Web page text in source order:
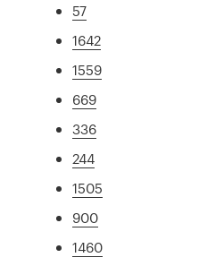
57
1642
1559
669
336
244
1505
900
1460